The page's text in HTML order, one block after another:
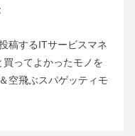
稿するITサービスマネ
ってよかったモノを
空飛ぶスパゲッティモ